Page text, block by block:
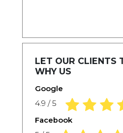
LET OUR CLIENTS
WHY US
Google
4.9 / 5 4.9 rating based
Facebook